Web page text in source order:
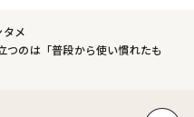
タメ
つのは「普段から使い慣れたも